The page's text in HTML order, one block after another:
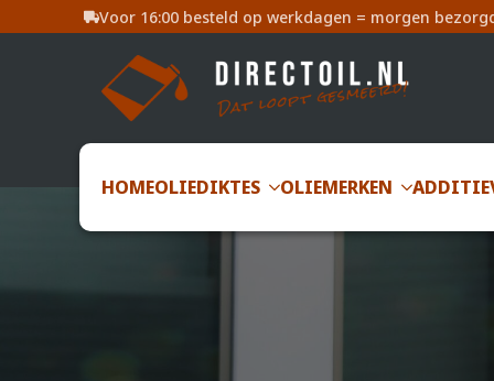
Voor 16:00 besteld op werkdagen = morgen
HOMEOLIEDIKTES OLIEMERKEN